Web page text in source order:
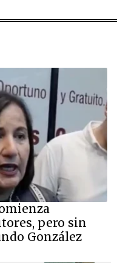
pero sin
González